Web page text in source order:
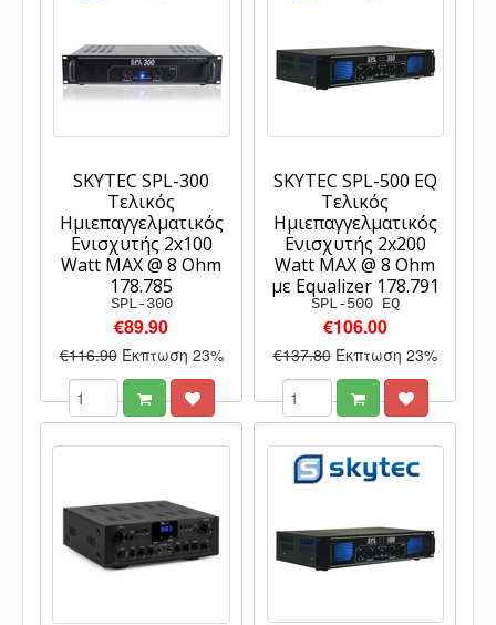
SKYTEC SPL-300
Τελικός
Ημιεπαγγελματικός
Ενισχυτής 2x100
Watt MAX @ 8 Ohm
178.785
SPL-300
€89.90
€116.90 Έκπτωση 23%
SKYTEC SPL-500 EQ
Τελικός
Ημιεπαγγελματικός
Ενισχυτής 2x200
Watt MAX @ 8 Ohm
με Equalizer 178.791
SPL-500 EQ
€106.00
€137.80 Έκπτωση 23%